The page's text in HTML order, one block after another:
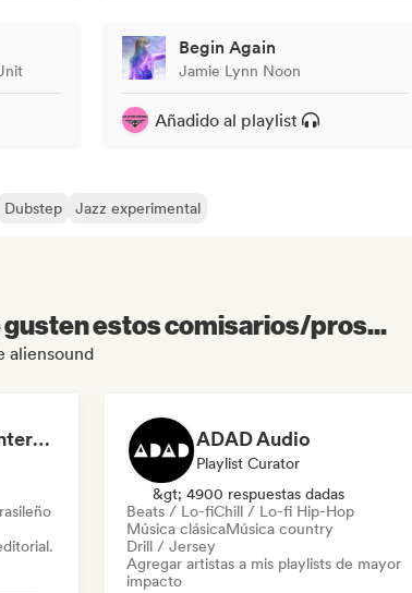
Begin Again
Jamie Lynn Noon
Añadido al playlist
Dubstep Jazz experimental
gusten estos comisarios/pros...
aliensound
Dreamers Island Entertainment ADAD Audio
Playlist Curator
&gt; 4900 respuestas dadas
Beats / Lo-fiChill / Lo-fi Hip-Hop
Música clásicaMúsica country
Drill / Jersey
Agregar artistas a mis playlists de mayor
impacto